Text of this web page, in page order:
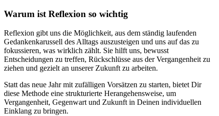
Warum ist Reflexion so wichtig
Reflexion gibt uns die Möglichkeit, aus dem ständig laufenden
Gedankenkarussell des Alltags auszusteigen und uns auf das zu
fokussieren, was wirklich zählt. Sie hilft uns, bewusst
Entscheidungen zu treffen, Rückschlüsse aus der Vergangenheit zu
ziehen und gezielt an unserer Zukunft zu arbeiten.
Statt das neue Jahr mit zufälligen Vorsätzen zu starten, bietet Dir
diese Methode eine strukturierte Herangehensweise, um
Vergangenheit, Gegenwart und Zukunft in Deinen individuellen
Einklang zu bringen.